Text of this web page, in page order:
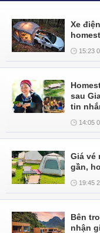
Xe
15:23
sau
tin
14:05
Giá vé
gần,
19:45
Bên
nhận